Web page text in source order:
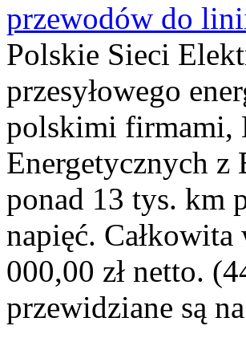
przewodów do
Polskie Sieci
przesyłowego
polskimi firmami,
Energetycznych z
ponad 13 tys. km
napięć.
000,00 zł netto.
przewidziane są